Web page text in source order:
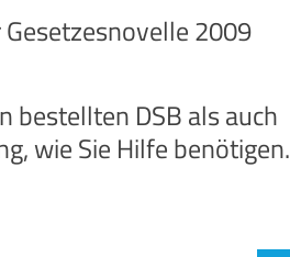
2009
DSB als auch
wie Sie Hilfe benötigen.